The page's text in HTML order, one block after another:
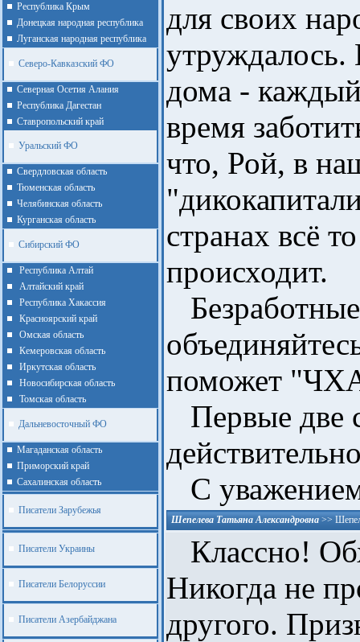
Республика Крым
Донецкая народная республика
Луганская народная республика
Северо-Кавказский ФО
Северная Осетия Алания
Республика Дагестан
Ставропольский край
Уральский ФО
Cвердловская область
Тюменская область
Челябинская область
Курганская область
Сибирский ФО
Республика Алтай
Алтайcкий край
Республика Хакассия
Красноярский край
Омская область
Кемеровская область
Иркутская область
Новосибирская область
Томская область
Дальневосточный ФО
Магаданская область
Приморский край
Cахалинская область
Писатели Зарубежья
Писатели Украины
Писатели Белоруссии
Писатели Азербайджана
для своих
утруждалось.
дома -
время
что, Рой, в
странах всё
происходит.
поможет
Первые две
С
Шепелева Татьяна Александровна >>
Классно!
Никогда не
другого.